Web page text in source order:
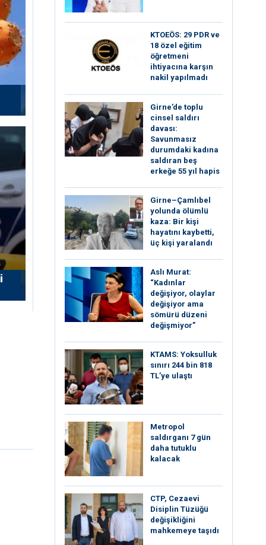
KTOEÖS: 29 PDR ve
18 özel eğitim
öğretmeni
ihtiyacına karşın
nakil yapılmadı
Girne’de toplu
cinsel saldırı
davası:
Savunmasız
durumdaki kadına
saldıran beş
erkeğe 55 yıl hapis
Girne–Çamlıbel
yolunda ölümlü
kaza: Bir kişi
hayatını kaybetti,
üç kişi yaralandı
Aslı Murat:
“Kadınlar
değişiyor, olaylar
değişiyor ama
sömürü düzeni
değişmiyor”
KTAMS: Yoksulluk
sınırı 244 bin 818
TL’ye ulaştı
Metropol
saldırganı 7 gün
daha tutuklu
kalacak
CTP, Cezaevi
Disiplin Tüzüğü
değişikliğini
mahkemeye taşıdı